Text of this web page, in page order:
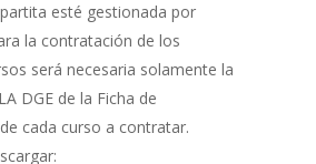
esté gestionada por
la contratación de los
será necesaria solamente la
DGE de la Ficha de
cada curso a contratar.